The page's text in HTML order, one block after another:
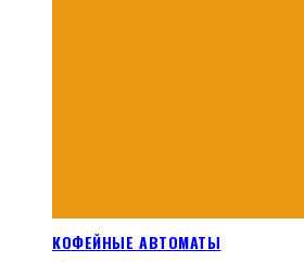
КОФЕЙНЫЕ АВТОМАТЫ